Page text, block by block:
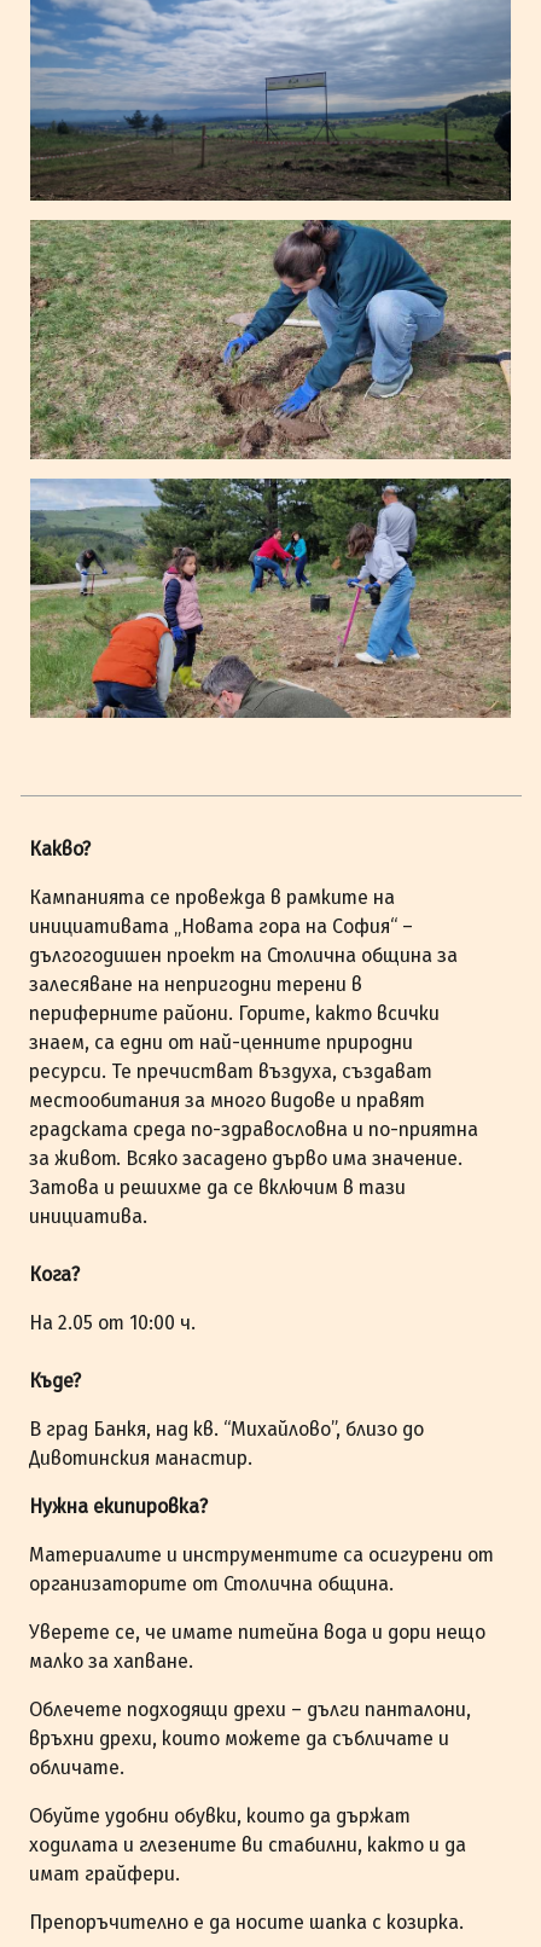
Какво?
Кампанията се провежда в рамките на
инициативата „Новата гора на София“ –
дългогодишен проект на Столична община за
залесяване на непригодни терени в
периферните райони. Горите, както всички
знаем, са едни от най-ценните природни
ресурси. Те пречистват въздуха, създават
местообитания за много видове и правят
градската среда по-здравословна и по-приятна
за живот. Всяко засадено дърво има значение.
Затова и решихме да се включим в тази
инициатива.
Кога?
На 2.05 от 10:00 ч.
Къде?
В град Банкя, над кв. “Михайлово”, близо до
Дивотинския манастир.
Нужна екипировка?
Материалите и инструментите са осигурени от
организаторите от Столична община.
Уверете се, че имате питейна вода и дори нещо
малко за хапване.
Облечете подходящи дрехи – дълги панталони,
връхни дрехи, които можете да събличате и
обличате.
Обуйте удобни обувки, които да държат
ходилата и глезените ви стабилни, както и да
имат грайфери.
Препоръчително е да носите шапка с козирка.